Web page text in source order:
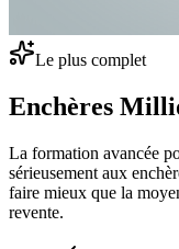
Le plus complet
Enchères
La formation avancée
sérieusement aux
faire mieux que la
revente.